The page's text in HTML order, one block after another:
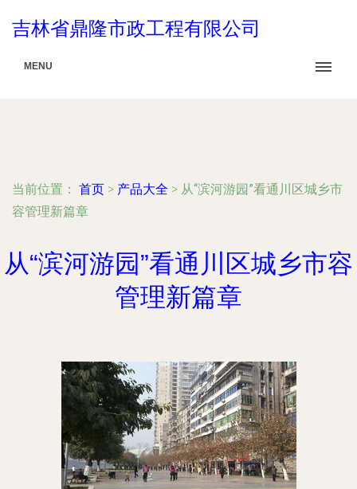
吉林省鼎隆市政工程有限公司
MENU
当前位置： 首页 > 产品大全 > 从“滨河游园”看通川区城乡市
容管理新篇章
从“滨河游园”看通川区城乡市容
管理新篇章